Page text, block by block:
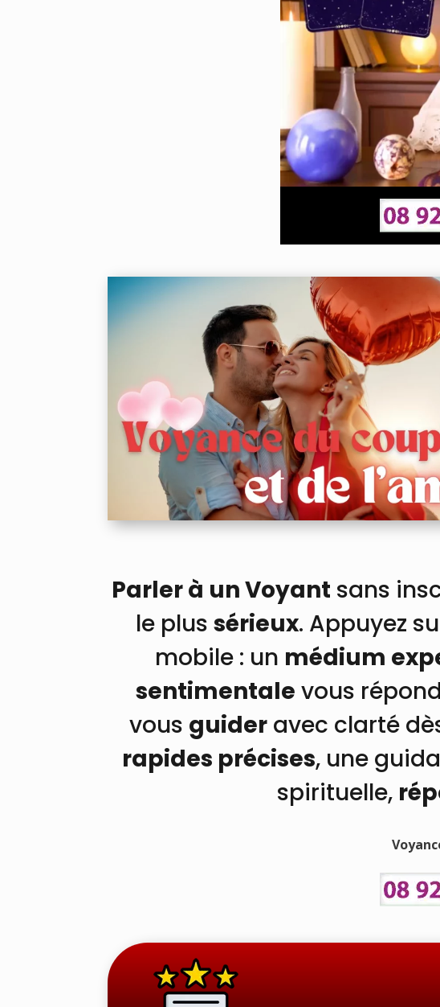
Parler à un Voyant sans
le plus sérieux. Appuyez
mobile : un médium
sentimentale vous répond
vous guider avec clarté
rapides précises, une
spirituelle,